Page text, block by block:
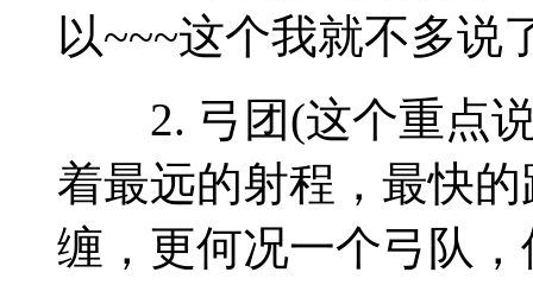
以~~~这个我就不多说
2. 弓团(这个重点说
着最远的射程，最快
缠，更何况一个弓队